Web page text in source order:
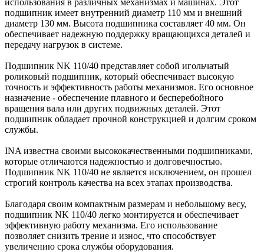
подшипник имеет внутренний диаметр 110 мм и внешний
диаметр 130 мм. Высота подшипника составляет 40 мм. Он
обеспечивает надежную поддержку вращающихся деталей и
передачу нагрузок в системе.
Подшипник NK 110/40 представляет собой игольчатый
роликовый подшипник, который обеспечивает высокую
точность и эффективность работы механизмов. Его основное
назначение - обеспечение плавного и бесперебойного
вращения вала или других подвижных деталей. Этот
подшипник обладает прочной конструкцией и долгим сроком
службы.
INA известна своими высококачественными подшипниками,
которые отличаются надежностью и долговечностью.
Подшипник NK 110/40 не является исключением, он прошел
строгий контроль качества на всех этапах производства.
Благодаря своим компактным размерам и небольшому весу,
подшипник NK 110/40 легко монтируется и обеспечивает
эффективную работу механизма. Его использование
позволяет снизить трение и износ, что способствует
увеличению срока службы оборудования.